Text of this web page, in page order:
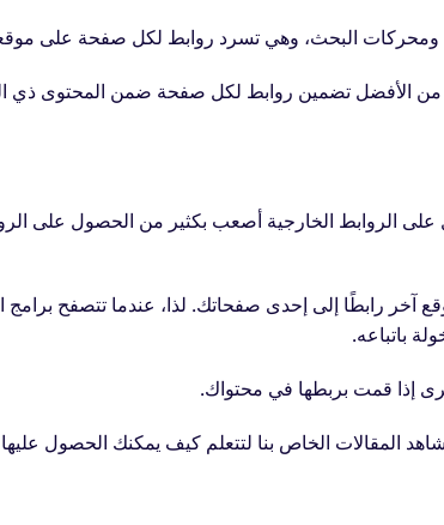
من الأفضل تضمين روابط لكل صفحة ضمن المحتوى ذي
الروابط الخارجية أصعب بكثير من الحصول على
رابطًا إلى إحدى صفحاتك. لذا، عندما تتصفح برامج
باتباعه.
إذا قمت بربطها في محتواك.
المقالات الخاص بنا لتتعلم كيف يمكنك الحصول